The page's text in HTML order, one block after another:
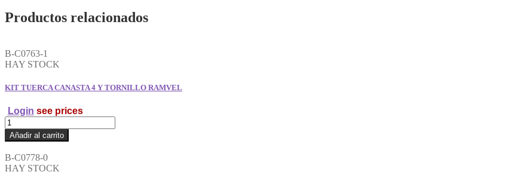
Productos relacionados
B-C0763-1
HAY STOCK
KIT TUERCA CANASTA 4 Y TORNILLO RAMVEL
Login see prices
KIT
TUERCA
CANASTA
4
Y
TORNILLO
Añadir al carrito
B-C0778-0
HAY STOCK